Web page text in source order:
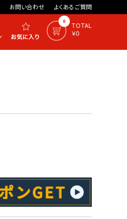
お問い合わせ よくあるご質問
0
TOTAL
￥0